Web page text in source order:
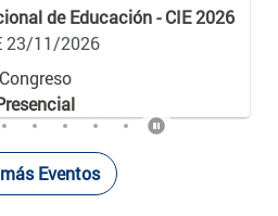
de Educación - CIE 2026
23/11/2026
Congreso
Eventos